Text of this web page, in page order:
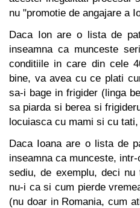
nu "promotie de angajare a
Daca Ion are o lista de
inseamna ca munceste
conditiile in care din cele
bine, va avea cu ce plati
sa-i bage in frigider (linga
sa piarda si berea si
locuiasca cu mami si cu
Daca Ioana are o lista de
inseamna ca munceste,
sediu, de exemplu, deci
nu-i ca si cum pierde
(nu doar in Romania, cum